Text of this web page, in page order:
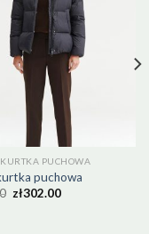
PUCHOWA
puchowa
zł302.00